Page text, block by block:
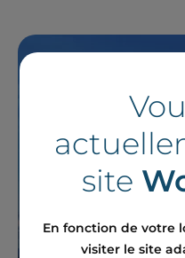
site
En fonction de votre
visiter le site